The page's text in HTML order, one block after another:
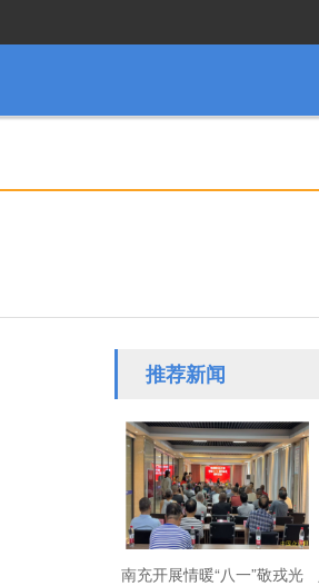
推荐新闻
南充开展情暖“八一”敬戎光